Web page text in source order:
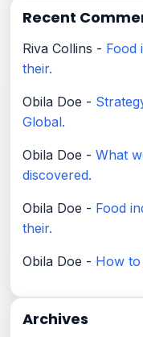
Recent
Riva Collins - Food
their.
Obila Doe -
Global.
Obila Doe - What
discovered.
Obila Doe - Food
their.
Obila Doe - How
Archives